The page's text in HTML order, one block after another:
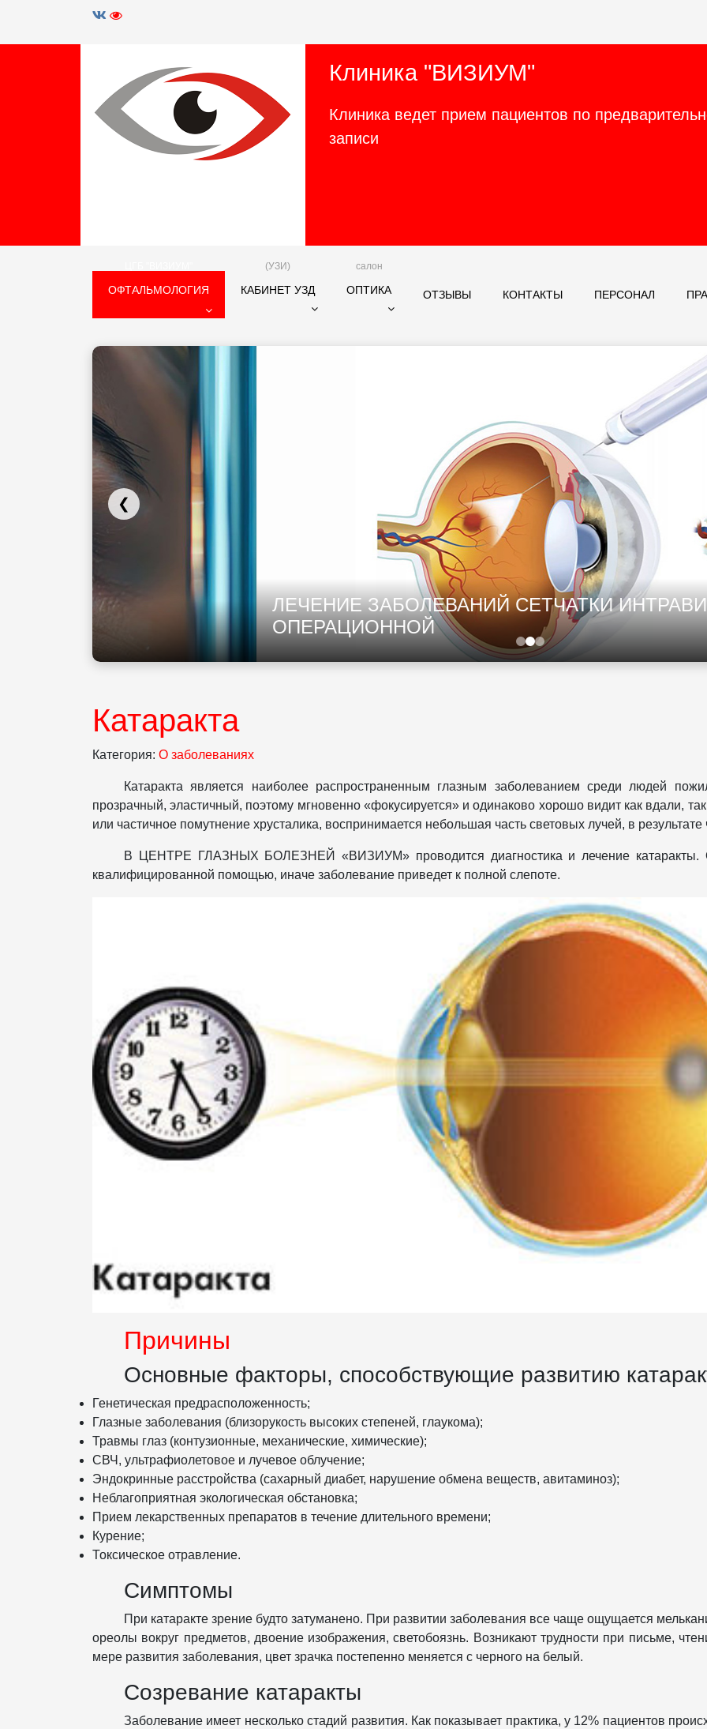
Клиника "ВИЗИУМ"
Клиника ведет прием пациентов по
записи
ОФТАЛЬМОЛОГИЯ КАБИНЕТ УЗД
(УЗИ)
ОПТИКА
салон
ОТЗЫВЫ КОНТАКТЫ ПЕРСОНАЛ
ЛЕЧЕНИЕ ЗАБОЛЕВАНИЙ СЕТЧАТКИ ИНТРАВИТРЕАЛЬНЫЕ
ОПЕРАЦИОННОЙ
❮
Катаракта
Категория: О заболеваниях
Катаракта является наиболее распространенным глазным заболеванием среди людей
прозрачный, эластичный, поэтому мгновенно «фокусируется» и одинаково хорошо видит как вдали,
или частичное помутнение хрусталика, воспринимается небольшая часть световых лучей, в
В ЦЕНТРЕ ГЛАЗНЫХ БОЛЕЗНЕЙ «ВИЗИУМ» проводится диагностика и лечение катаракты.
квалифицированной помощью, иначе заболевание приведет к полной слепоте.
Причины
Основные факторы, способствующие развитию
Генетическая предрасположенность;
Глазные заболевания (близорукость высоких степеней, глаукома);
Травмы глаз (контузионные, механические, химические);
СВЧ, ультрафиолетовое и лучевое облучение;
Эндокринные расстройства (сахарный диабет, нарушение обмена веществ, авитаминоз);
Неблагоприятная экологическая обстановка;
Прием лекарственных препаратов в течение длительного времени;
Курение;
Токсическое отравление.
Симптомы
При катаракте зрение будто затуманено. При развитии заболевания все чаще ощущается
ореолы вокруг предметов, двоение изображения, светобоязнь. Возникают трудности при письме,
мере развития заболевания, цвет зрачка постепенно меняется с черного на белый.
Созревание катаракты
Заболевание имеет несколько стадий развития. Как показывает практика, у 12% пациентов